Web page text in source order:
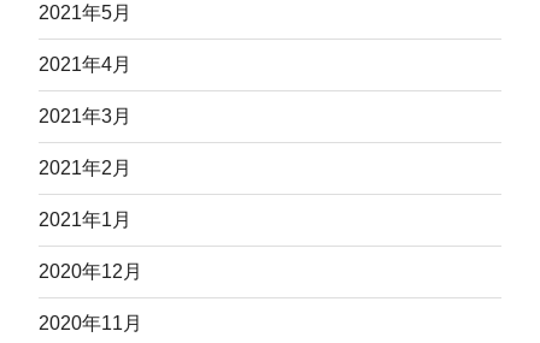
2021年5月
2021年4月
2021年3月
2021年2月
2021年1月
2020年12月
2020年11月